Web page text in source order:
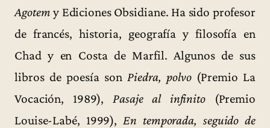
Agotem y Ediciones Obsidiane. Ha sido profesor
de francés, historia, geografía y filosofía en
Chad y en Costa de Marfil. Algunos de sus
libros de poesía son Piedra, polvo(Premio La
Vocación, 1989), Pasaje al infinito(Premio
Louise-Labé, 1999), En temporada, seguido de